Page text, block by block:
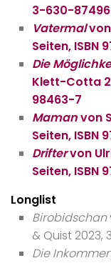
3-630-
Vatermal
Seiten, ISBN
Die
Klett-Cotta
98463-7
Mamanvon
Seiten,
Driftervon
Seiten,
Longlist
Birobidschan
& Quist 2023,
Die